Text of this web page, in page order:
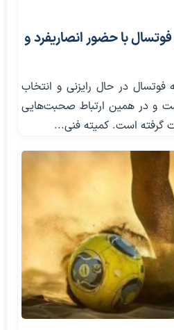
با حضور انصاریفرد و
در حال رایزنی و انتخاب
و در همین ارتباط صحبت‌هایی
است. کمیته فنی...